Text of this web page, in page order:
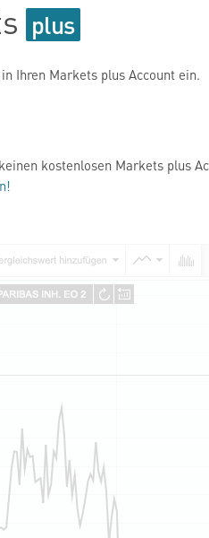
Ihren Markets plus Account ein.
kostenlosen Markets plus